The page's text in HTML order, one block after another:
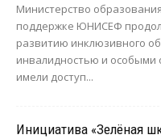
Министерство
поддержке ЮНИСЕФ
развитию инклюзивного
инвалидностью и особыми
имели доступ...
Инициатива «Зелёная